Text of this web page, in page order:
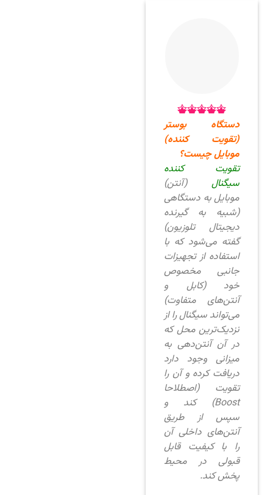
دستگاه بوستر
(تقویت کننده)
موبایل چیست؟
تقویت کننده
سیگنال (آنتن)
موبایل به دستگاهی
(شبیه به گیرنده
دیجیتال تلوزیون)
گفته می‌شود که با
استفاده از تجهیزات
جانبی مخصوص
خود (کابل و
آنتن‌های متفاوت)
می‌تواند سیگنال را از
نزدیک‌ترین محل که
در آن آنتن‌دهی به
میزانی وجود دارد
دریافت کرده و آن را
تقویت (اصطلاحا
Boost) کند و
سپس از طریق
آنتن‌های داخلی آن
را با کیفیت قابل
قبولی در محیط
پخش کند.